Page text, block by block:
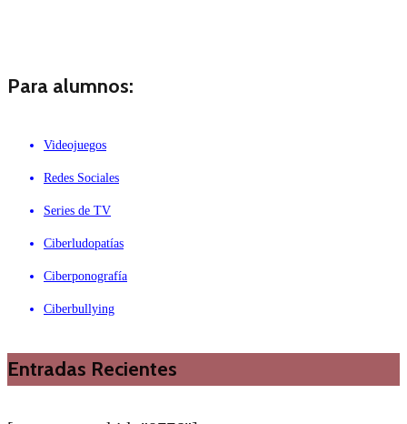
Para alumnos:
Videojuegos
Redes Sociales
Series de TV
Ciberludopatías
Ciberponografía
Ciberbullying
Entradas Recientes